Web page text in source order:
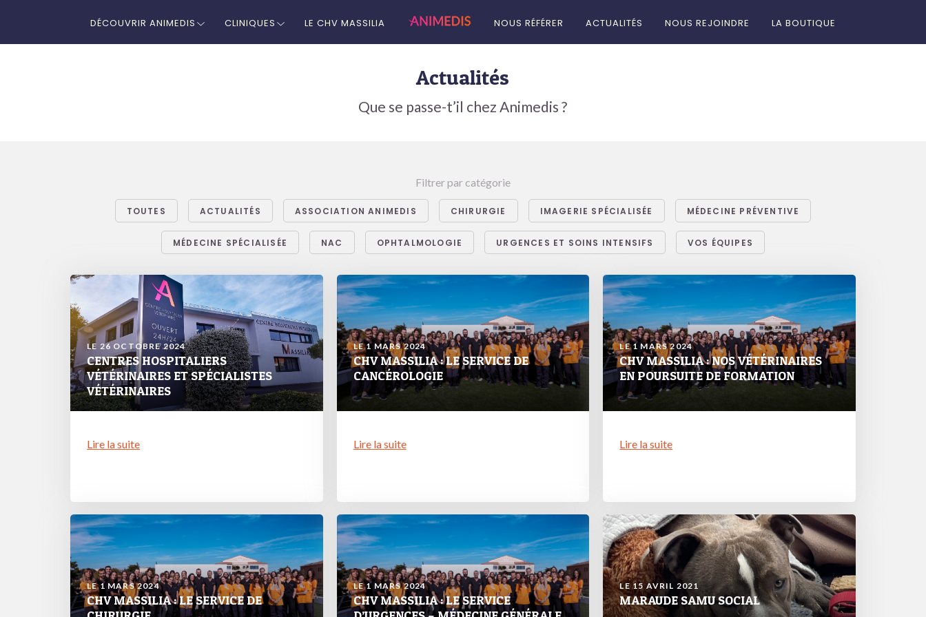
DÉCOUVRIR ANIMEDIS CLINIQUES LE CHV MASSILIA NOUS RÉFÉRER ACTUALITÉS NOUS REJOINDRE LA BOUTIQUE
Actualités
Que se passe-t’il chez Animedis ?
Filtrer par catégorie
TOUTES ACTUALITÉS ASSOCIATION ANIMEDIS CHIRURGIE IMAGERIE SPÉCIALISÉE MÉDECINE PRÉVENTIVE
MÉDECINE SPÉCIALISÉE NAC OPHTALMOLOGIE URGENCES ET SOINS INTENSIFS VOS ÉQUIPES
LE 26 OCTOBRE 2024
CENTRES HOSPITALIERS
VÉTÉRINAIRES ET SPÉCIALISTES
VÉTÉRINAIRES
Lire la suite
LE 1 MARS 2024
CHV MASSILIA : LE SERVICE DE
CANCÉROLOGIE
Lire la suite
LE 1 MARS 2024
CHV MASSILIA : NOS VÉTÉRINAIRES
EN POURSUITE DE FORMATION
Lire la suite
LE 1 MARS 2024
CHV MASSILIA : LE SERVICE DE
LE 1 MARS 2024
CHV MASSILIA : LE SERVICE
LE 15 AVRIL 2021
MARAUDE SAMU SOCIAL